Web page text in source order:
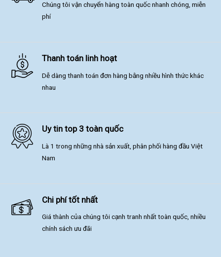
Chúng tôi vận chuyển hàng toàn quốc nhanh chóng, miễn
phí
Thanh toán linh hoạt
Dễ dàng thanh toán đơn hàng bằng nhiều hình thức khác
nhau
Uy tin top 3 toàn quốc
Là 1 trong những nhà sản xuất, phân phối hàng đầu Việt
Nam
Chi phí tốt nhất
Giá thành của chúng tôi cạnh tranh nhất toàn quốc, nhiều
chính sách ưu đãi